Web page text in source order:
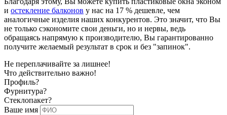
и остекление балконов у нас на 17 % дешевле, чем
аналогичные изделия наших конкурентов. Это значит, что Вы
не только сэкономите свои деньги, но и нервы, ведь
обращаясь напрямую к производителю, Вы гарантированно
получите желаемый результат в срок и без "запинок".
Не переплачивайте за лишнее!
Что действительно важно!
Профиль?
Фурнитура?
Стеклопакет?
Ваше имя